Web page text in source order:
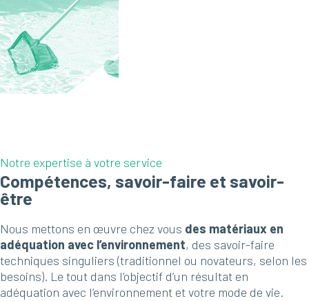
Notre expertise à votre service
Compétences, savoir-faire et savoir-
être
Nous mettons en œuvre chez vous des matériaux en
adéquation avec l’environnement, des savoir-faire
techniques singuliers (traditionnel ou novateurs, selon les
besoins). Le tout dans l’objectif d’un résultat en
adéquation avec l’environnement et votre mode de vie.